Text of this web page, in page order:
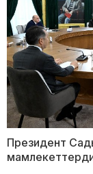
Президент